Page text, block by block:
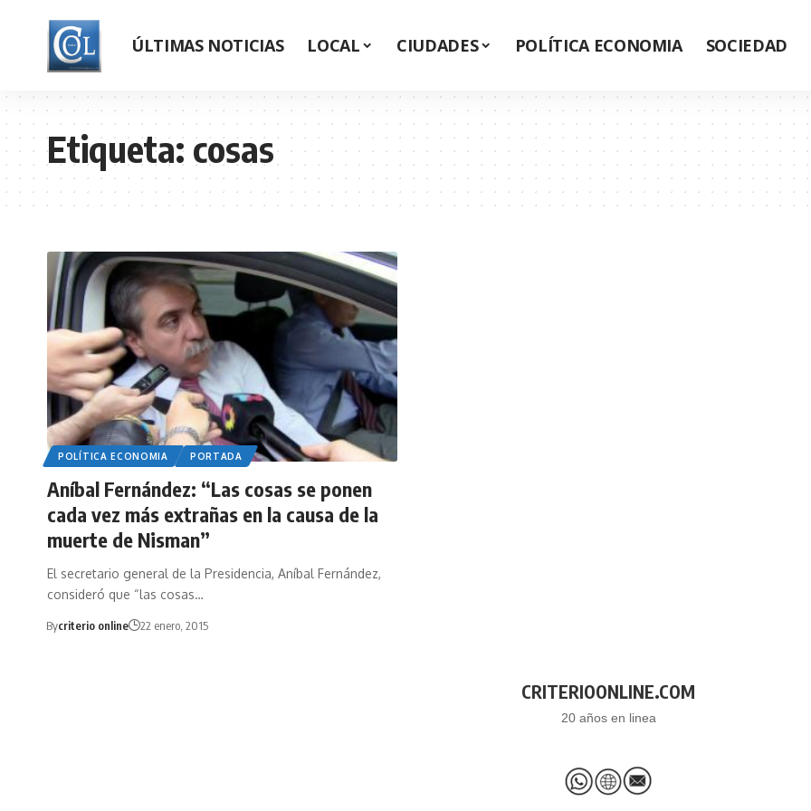
ÚLTIMAS NOTICIAS LOCAL CIUDADES POLÍTICA ECONOMIA SOCIEDAD
Etiqueta: cosas
POLÍTICA ECONOMIA PORTADA
Aníbal Fernández: “Las cosas se ponen
cada vez más extrañas en la causa de la
muerte de Nisman”
El secretario general de la Presidencia, Aníbal Fernández,
consideró que “las cosas…
Bycriterio online 22 enero, 2015
CRITERIOONLINE.COM
20 años en linea